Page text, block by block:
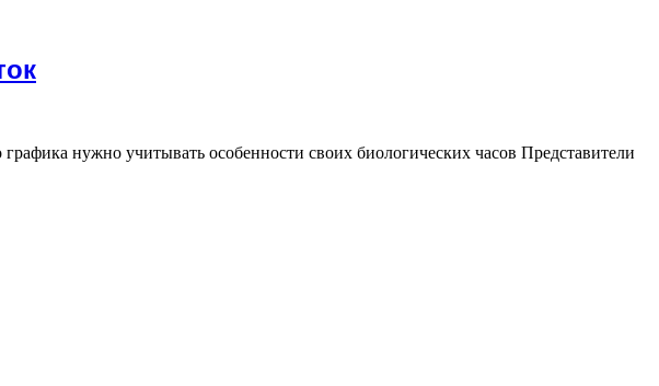
нужно учитывать особенности своих биологических часов Представители